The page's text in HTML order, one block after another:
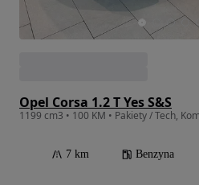
Opel Corsa 1.2 T Yes S&S
7 km Benzyna